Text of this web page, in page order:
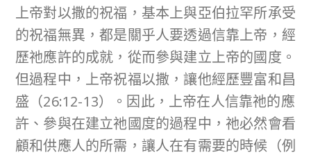
上帝對以撒的祝福，基本上與亞伯拉罕所承受
的祝福無異，都是關乎人要透過信靠上帝，經
歷祂應許的成就，從而參與建立上帝的國度。
但過程中，上帝祝福以撒，讓他經歷豐富和昌
盛（26:12-13）。因此，上帝在人信靠祂的應
許、參與在建立祂國度的過程中，祂必然會看
顧和供應人的所需，讓人在有需要的時候（例